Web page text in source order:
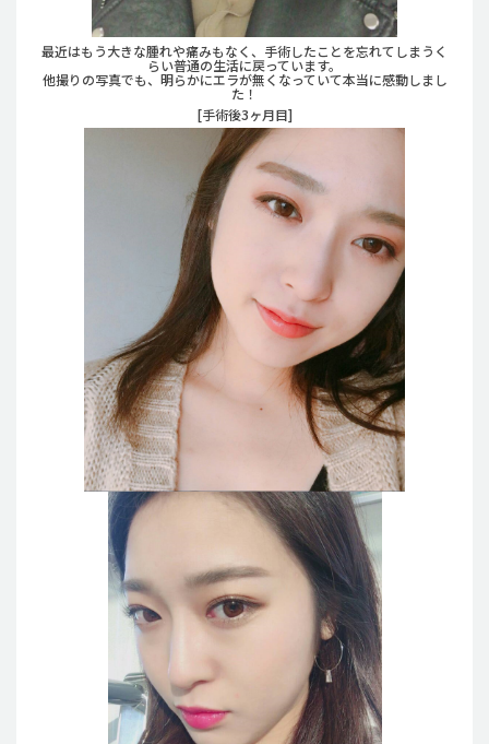
最近はもう大きな腫れや痛みもなく、手術したことを忘れてしまうく
らい普通の生活に戻っています。
他撮りの写真でも、明らかにエラが無くなっていて本当に感動しまし
た！
[手術後3ヶ月目]